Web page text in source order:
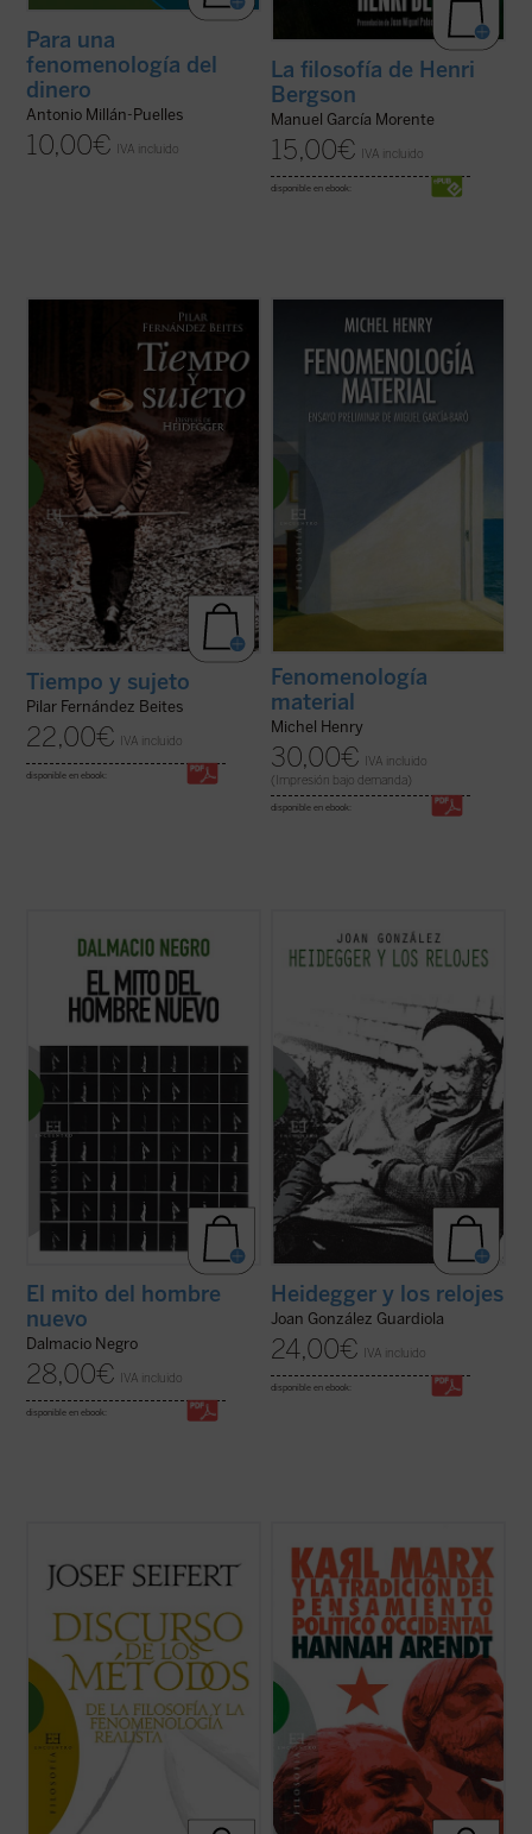
Para una
fenomenología del
dinero
Antonio Millán-Puelles
10,00€ IVA incluido
La filosofía de Henri
Bergson
Manuel García Morente
15,00€ IVA incluido
disponible en ebook:
«Uno de los orígenes de la crisis actual del
pensamiento reside en la eliminación de la
subjetividad ---y con ella del hombre y de
todo posible humanismo---. El siglo que
acaba de concluir ha sabido llevar hasta
sus últimas consecuencias la ... (ver ficha)
Tiempo y sujeto
Pilar Fernández Beites
22,00€ IVA incluido
disponible en ebook:
La fenomenología de material de Michel
Henry vuelve a plantear la cuestión
fundamental de la filosofía: la cuestión de la
donación. Y la interpreta de manera distinta
a la del pensamiento tradicional de
Occidente: no como aparición en un ...
Fenomenología
material
Michel Henry
30,00€
IVA incluido
(Impresión bajo demanda)
disponible en ebook:
principales antecedentes, concepciones y
tendencias relacionados con la utopía del
hombre nuevo. En este mito, íntimamente
dependiente de la religión secular, el autor
identifica uno de los dogmas ...
(ver ficha)
El mito del hombre
nuevo
Dalmacio Negro
28,00€ IVA incluido
disponible en ebook:
filosofía del siglo XX ha levantado sobre el
tiempo es la famosa tesis de Heidegger
(ver ficha)
Heidegger y los relojes
Joan González Guardiola
24,00€ IVA incluido
disponible en ebook:
Discurso del método
, como el célebre de
Descartes, porque la tesis principal que en
«método» se dice en un ...(ver ficha)
político occidental
fue escrito en un
momento crucial de la biografía intelectual
de Arendt, y en él se perfila por primera
vez la tesis fundamental de la autora de
que la obra de Marx suponía la ...(ver ficha)